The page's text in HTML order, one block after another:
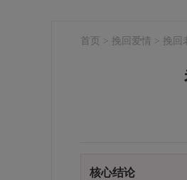
首页 > 挽回爱情 > 挽回
核心结论